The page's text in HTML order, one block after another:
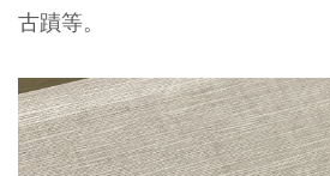
古蹟等。